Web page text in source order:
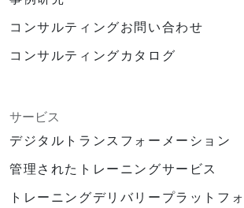
コンサルティングお問い合わせ
コンサルティングカタログ
サービス
デジタルトランスフォーメーション
管理されたトレーニングサービス
トレーニングデリバリープラットフ